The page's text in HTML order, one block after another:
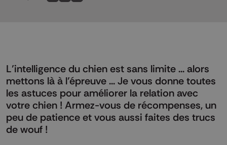
L’intelligence du chien est sans limite ... alors
mettons là à l’épreuve ... Je vous donne toutes
les astuces pour améliorer la relation avec
votre chien ! Armez-vous de récompenses, un
peu de patience et vous aussi faites des trucs
de wouf !